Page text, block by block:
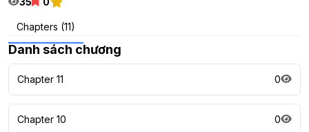
Chapters (11)
Danh sách chương
Chapter 11 0
Chapter 10 0